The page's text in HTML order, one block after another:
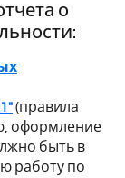
о
(правила
оформление
быть в
работу по